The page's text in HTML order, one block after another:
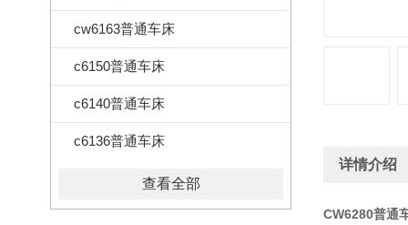
cw6163普通车床
c6150普通车床
c6140普通车床
c6136普通车床
查看全部
详情介绍
CW6280普通